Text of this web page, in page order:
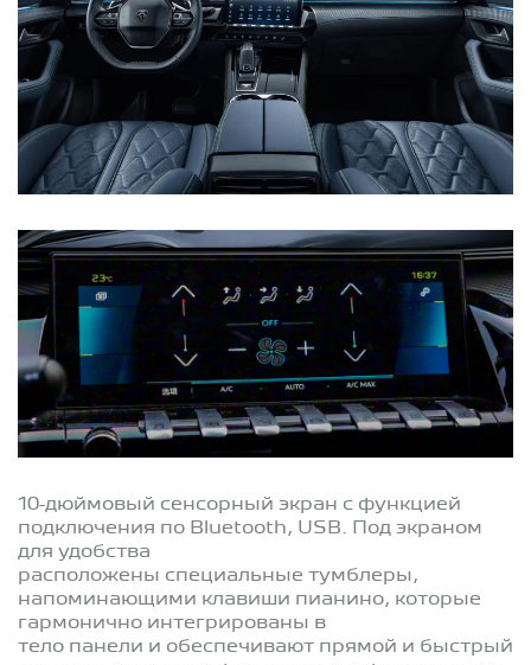
10-дюймовый сенсорный экран с функцией
подключения по Bluetooth, USB. Под экраном
для удобства
расположены специальные тумблеры,
напоминающими клавиши пианино, которые
гармонично интегрированы в
тело панели и обеспечивают прямой и быстрый